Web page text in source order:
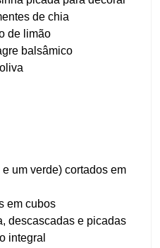
de chia
de limão
balsâmico
um verde) cortados em
em cubos
descascadas e picadas
integral